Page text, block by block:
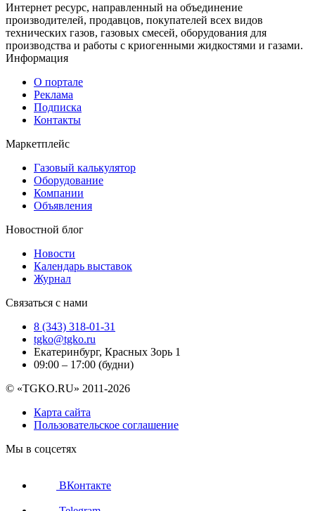
Интернет ресурс, направленный на объединение
производителей, продавцов, покупателей всех видов
технических газов, газовых смесей, оборудования для
производства и работы с криогенными жидкостями и газами.
Информация
О портале
Реклама
Подписка
Контакты
Маркетплейс
Газовый калькулятор
Оборудование
Компании
Объявления
Новостной блог
Новости
Календарь выставок
Журнал
Связаться с нами
8 (343) 318-01-31
tgko@tgko.ru
Екатеринбург, Красных Зорь 1
09:00 – 17:00 (будни)
© «TGKO.RU» 2011-2026
Карта сайта
Пользовательское соглашение
Мы в соцсетях
ВКонтакте